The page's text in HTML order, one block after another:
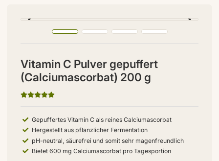
Vitamin C Pulver gepuffert
(Calciumascorbat) 200 g
Gepuffertes Vitamin C als reines Calciumascorbat
Hergestellt aus pflanzlicher Fermentation
pH-neutral, säurefrei und somit sehr magenfreundlich
Bietet 600 mg Calciumascorbat pro Tagesportion